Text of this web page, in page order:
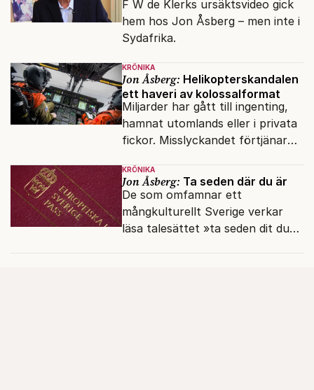
F W de Klerks ursäktsvideo gick
hem hos Jon Åsberg – men inte i
Sydafrika.
KRÖNIKA
Jon Åsberg: Helikopterskandalen
ett haveri av kolossalformat
Miljarder har gått till ingenting,
hamnat utomlands eller i privata
fickor. Misslyckandet förtjänar
KRÖNIKA
Jon Åsberg: Ta seden där du är
De som omfamnar ett
mångkulturellt Sverige verkar
läsa talesättet »ta seden dit du